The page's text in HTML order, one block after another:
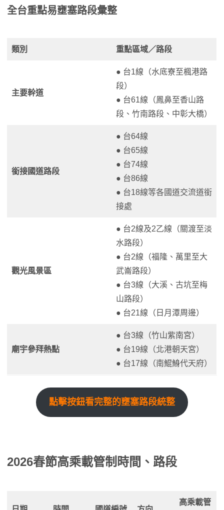
全台重點易壅塞路段彙整
類別 重點區域／路段
主要幹道
● 台1線（水底寮至楓港路
段）
● 台61線（鳳鼻至香山路
段、竹南路段、中彰大橋）
銜接國道路段
● 台64線
● 台65線
● 台74線
● 台86線
● 台18線等各國道交流道銜
接處
觀光風景區
● 台2線及2乙線（關渡至淡
水路段）
● 台2線（福隆、萬里至大
武崙路段）
● 台3線（大溪、古坑至梅
山路段）
● 台21線（日月潭周邊）
廟宇參拜熱點
● 台3線（竹山紫南宮）
● 台19線（北港朝天宮）
● 台17線（南鯤鯓代天府）
點擊按鈕看完整的壅塞路段統整
2026春節高乘載管制時間、路段
高乘載管